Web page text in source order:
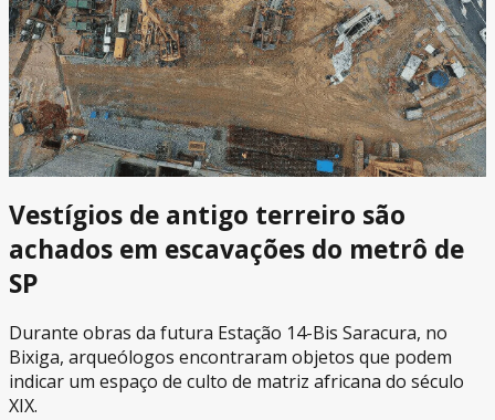
Vestígios de antigo terreiro são
achados em escavações do metrô de
SP
Durante obras da futura Estação 14-Bis Saracura, no
Bixiga, arqueólogos encontraram objetos que podem
indicar um espaço de culto de matriz africana do século
XIX.